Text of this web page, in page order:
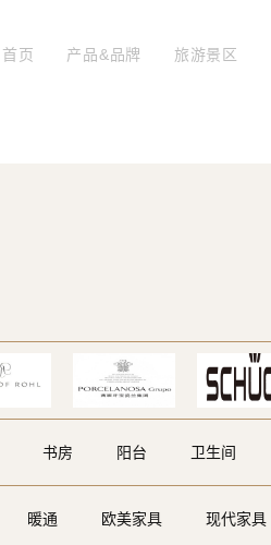
首页 产品&品牌 旅游景区
书房 阳台 卫生间
暖通 欧美家具 现代家具